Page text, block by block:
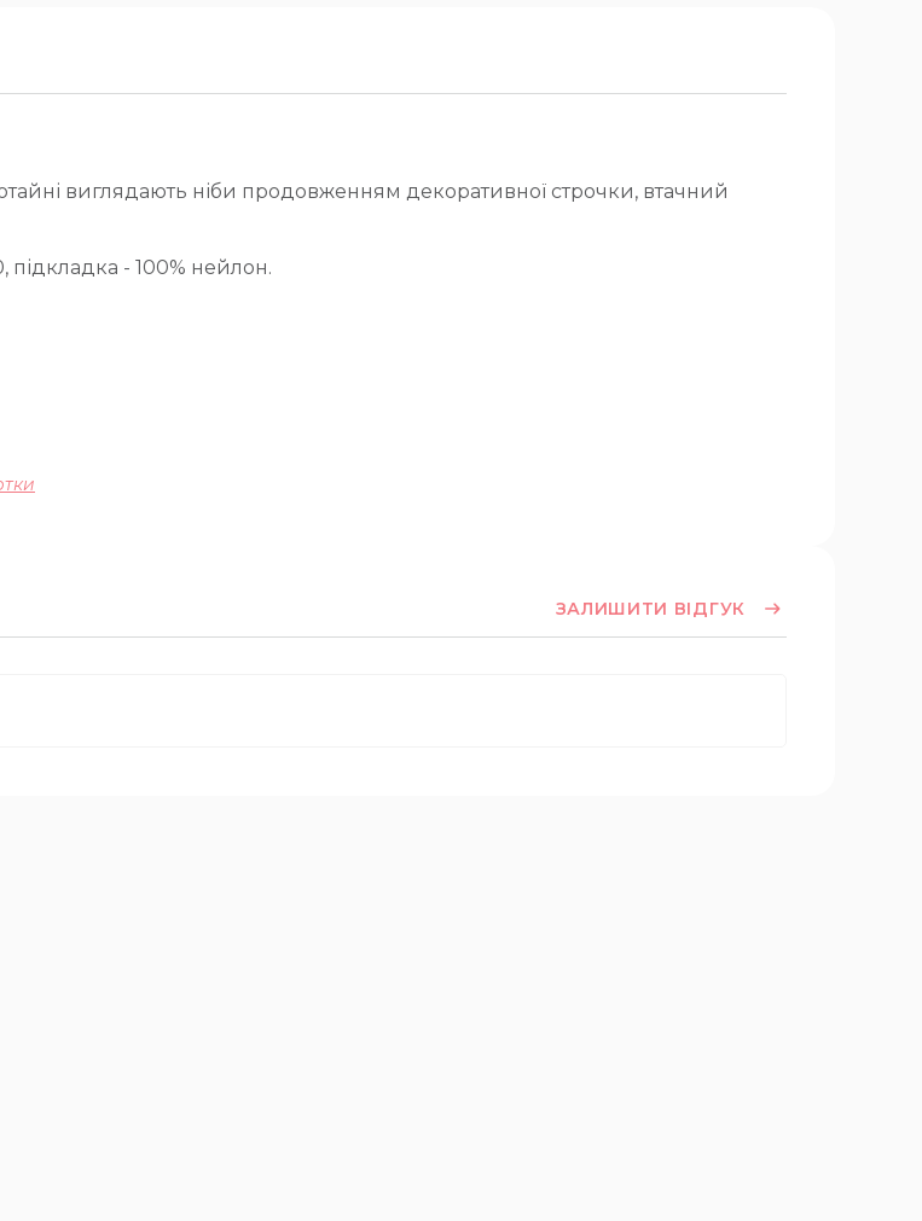
виглядають ніби продовженням декоративної строчки, втачний
підкладка - 100% нейлон.
ЗАЛИШИТИ ВІДГУК